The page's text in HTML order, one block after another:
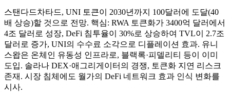
스탠다드차타드, UNI 토큰이 2030년까지 100달러에 도달(40
배 상승)할 것으로 전망. 핵심: RWA 토큰화가 3400억 달러에서
4조 달러로 성장, DeFi 침투율이 30%로 상승하여 TVL이 2.7조
달러로 증가, UNI의 수수료 소각으로 디플레이션 효과. 유니
스왑은 온체인 유동성 인프라로, 블랙록·피델리티 등이 이미
도입. 솔라나 DEX·애그리게이터의 경쟁, 토큰화 지연 리스크
존재. 시장 침체에도 월가의 DeFi 네트워크 효과 인식 변화를
시사.